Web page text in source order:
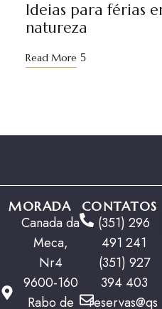
Ideias para férias
natureza
Read More
MORADA
Canada da
Meca,
Nr4
9600-160
Rabo de
CONTATOS
(351) 296
491 241
(351) 927
394 403
reservas@qs